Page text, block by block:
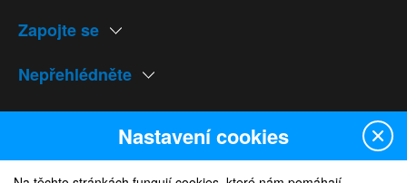
Zapojte se
Nepřehlédněte
Naše weby
Nastavení cookies